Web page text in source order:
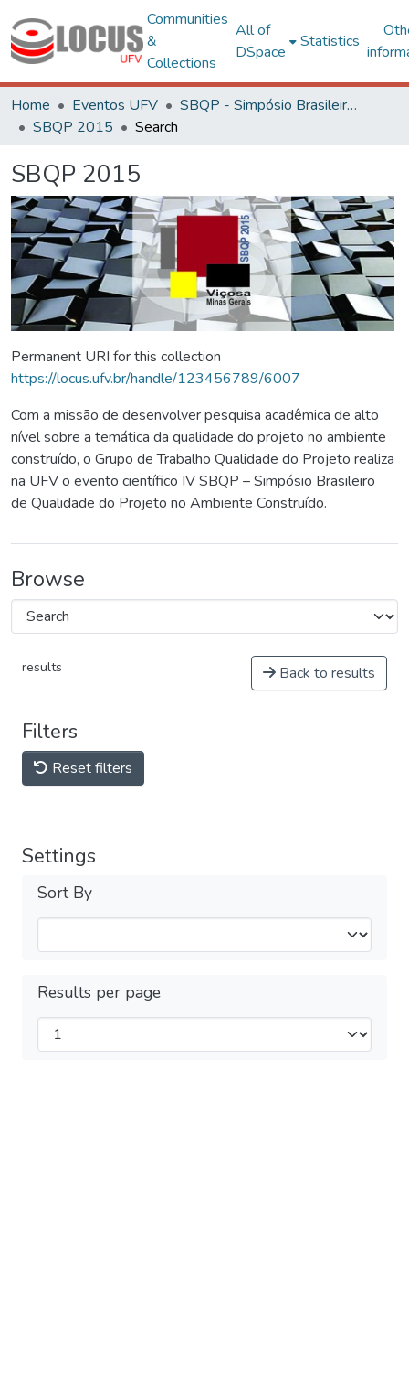
Communities
&
Collections
All of
DSpace
Statistics
Home Eventos UFV
SBQP - Simpósio Brasileiro de Qualidade do Projeto no Ambiente Construído
SBQP 2015
Search
SBQP 2015
Permanent URI for this collection
https://locus.ufv.br/handle/123456789/6007
Com a missão de desenvolver pesquisa acadêmica de alto
nível sobre a temática da qualidade do projeto no ambiente
construído, o Grupo de Trabalho Qualidade do Projeto realiza
na UFV o evento científico IV SBQP – Simpósio Brasileiro
de Qualidade do Projeto no Ambiente Construído.
Browse
results Back to results
Filters
Reset filters
Settings
Sort By
Results per page